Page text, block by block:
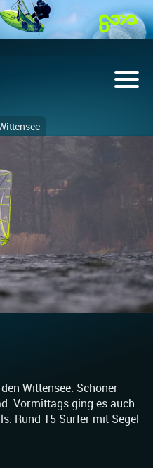
Wittensee. Schöner
Vormittags ging es auch
Rund 15 Surfer mit Segel